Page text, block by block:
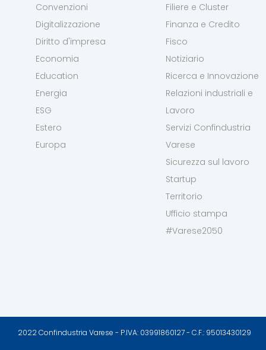
Convenzioni
Digitalizzazione
Diritto d'impresa
Economia
Education
Energia
ESG
Estero
Europa
Filiere e Cluster
Finanza e Credito
Fisco
Notiziario
Ricerca e Innovazione
Relazioni industriali e
Lavoro
Servizi Confindustria
Varese
Sicurezza sul lavoro
Startup
Territorio
Ufficio stampa
#Varese2050
2022 Confindustria Varese - P.IVA: 03991860127 - C.F.: 95013430129